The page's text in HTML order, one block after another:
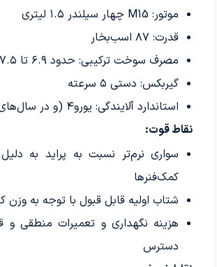
موتور: M15 چهار سیلندر ۱.۵ لیتری
قدرت: ۸۷ اسب‌بخار
مصرف سوخت ترکیبی: حدود ۶.۹ تا ۷.۵ لیتر
گیربکس: دستی ۵ سرعته
استاندارد آلایندگی: یورو۴ (و در سال‌های بعد یورو۵)
نقاط قوت:
سواری نرم‌تر نسبت به پراید به
کمک‌فنرها
شتاب اولیه قابل قبول با توجه به وزن
هزینه نگهداری و تعمیرات منطقی و
دسترس